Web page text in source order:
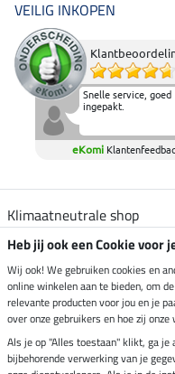
VEILIG INKOPEN
Snelle service, goed
ingepakt.
eKomi
Klimaatneutrale shop
Verzending per
Veilig betalen met
Heb jij ook een Cookie voor
Wij ook! We gebruiken cookies en
online winkelen aan te bieden, om
relevante producten voor jou en je
over onze gebruikers en hoe zij
Als je op "Alles toestaan" klikt, ga je
bijbehorende verwerking van je